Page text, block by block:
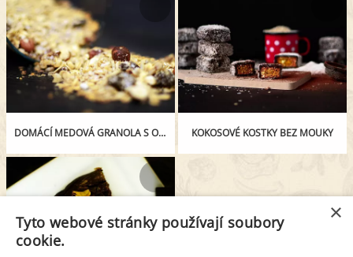
DOMÁCÍ MEDOVÁ GRANOLA S OŘECHY KOKOSOVÉ KOSTKY BEZ MOUKY
×
Tyto webové stránky používají soubory
cookie.